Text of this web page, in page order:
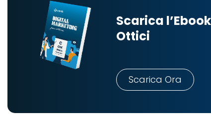
Scarica
Ottici
Scarica Ora